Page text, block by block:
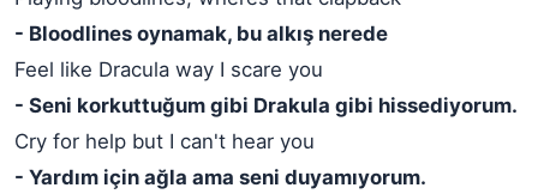
- Bloodlines oynamak, bu alkış nerede
Feel like Dracula way I scare you
- Seni korkuttuğum gibi Drakula gibi hissediyorum.
Cry for help but I can't hear you
- Yardım için ağla ama seni duyamıyorum.